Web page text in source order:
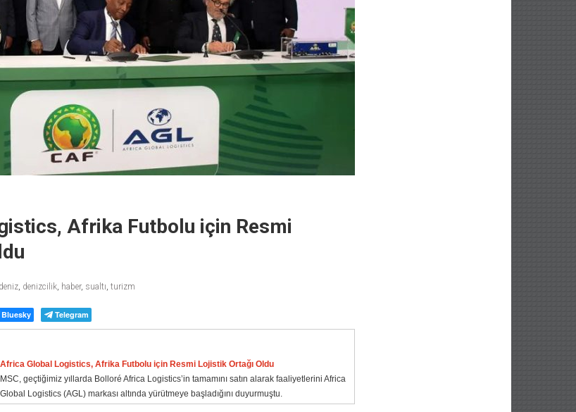
Afrika Futbolu için Resmi
deniz, denizcilik, haber, sualtı, turizm
Bluesky Telegram
Africa Global Logistics, Afrika Futbolu için Resmi Lojistik Ortağı Oldu
MSC, geçtiğimiz yıllarda Bolloré Africa Logistics’in tamamını satın alarak faaliyetlerini Africa
Global Logistics (AGL) markası altında yürütmeye başladığını duyurmuştu.